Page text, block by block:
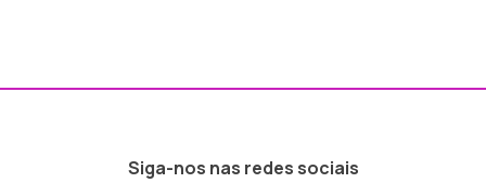
Siga-nos nas redes sociais